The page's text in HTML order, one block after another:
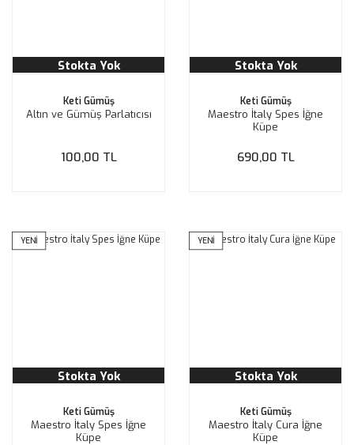
Stokta Yok
Keti Gümüş
Altın ve Gümüş Parlatıcısı
100,00 TL
Stokta Yok
Keti Gümüş
Maestro İtaly Spes İğne
Küpe
690,00 TL
YENİ
Stokta Yok
Keti Gümüş
Maestro İtaly Spes İğne
Küpe
YENİ
Stokta Yok
Keti Gümüş
Maestro İtaly Cura İğne
Küpe